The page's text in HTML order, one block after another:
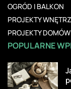
OGRÓD I BALKON
PROJEKTY WNĘTRZ
PROJEKTY DOMÓW
POPULARNE